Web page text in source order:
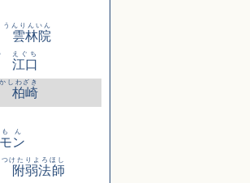
雲林院
んりんいん
江口
えぐち
柏崎
しわざき
ン
ん
附弱法師
けたりよろほし